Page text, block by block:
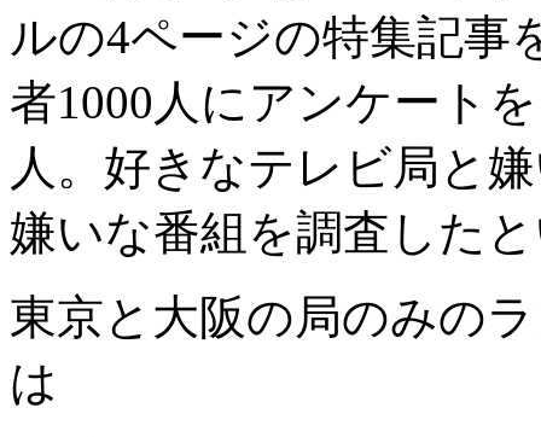
ルの4ページの特集記事
者1000人にアンケート
人。好きなテレビ局と
嫌いな番組を調査した
東京と大阪の局のみの
は